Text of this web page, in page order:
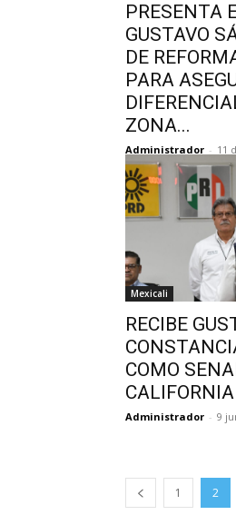
PRESENTA
GUSTAVO
DE
PARA
ZONA...
Administrador - 11
Mexicali
RECIBE
COMO
CALIFORNIA
Administrador - 9
1 2